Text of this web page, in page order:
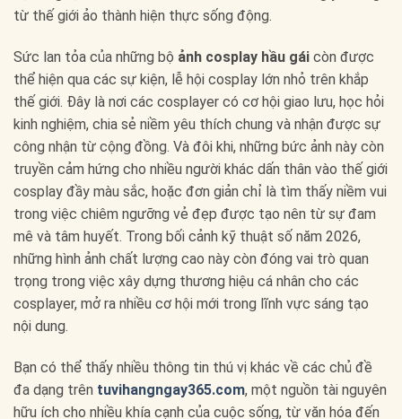
từ thế giới ảo thành hiện thực sống động.
Sức lan tỏa của những bộ ảnh cosplay hầu gái còn được
thể hiện qua các sự kiện, lễ hội cosplay lớn nhỏ trên khắp
thế giới. Đây là nơi các cosplayer có cơ hội giao lưu, học hỏi
kinh nghiệm, chia sẻ niềm yêu thích chung và nhận được sự
công nhận từ cộng đồng. Và đôi khi, những bức ảnh này còn
truyền cảm hứng cho nhiều người khác dấn thân vào thế giới
cosplay đầy màu sắc, hoặc đơn giản chỉ là tìm thấy niềm vui
trong việc chiêm ngưỡng vẻ đẹp được tạo nên từ sự đam
mê và tâm huyết. Trong bối cảnh kỹ thuật số năm 2026,
những hình ảnh chất lượng cao này còn đóng vai trò quan
trọng trong việc xây dựng thương hiệu cá nhân cho các
cosplayer, mở ra nhiều cơ hội mới trong lĩnh vực sáng tạo
nội dung.
Bạn có thể thấy nhiều thông tin thú vị khác về các chủ đề
đa dạng trên tuvihangngay365.com, một nguồn tài nguyên
hữu ích cho nhiều khía cạnh của cuộc sống, từ văn hóa đến